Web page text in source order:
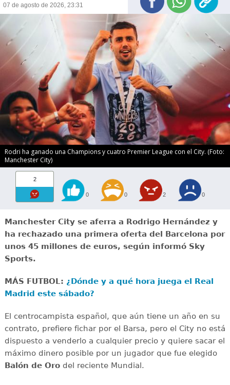
07 de agosto de 2026, 23:31
Rodri ha ganado una Champions y cuatro Premier League con el City. (Foto:
Manchester City)
2
0 0 2 0
Manchester City se aferra a Rodrigo Hernández y
ha rechazado una primera oferta del Barcelona por
unos 45 millones de euros, según informó Sky
Sports.
MÁS FUTBOL: ¿Dónde y a qué hora juega el Real
Madrid este sábado?
El centrocampista español, que aún tiene un año en su
contrato, prefiere fichar por el Barsa, pero el City no está
dispuesto a venderlo a cualquier precio y quiere sacar el
máximo dinero posible por un jugador que fue elegido
Balón de Orodel reciente Mundial.